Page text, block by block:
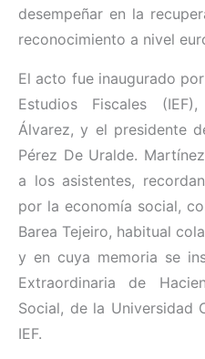
desempeñar en la
reconocimiento a nivel
El acto fue inaugurado
Estudios Fiscales
Álvarez, y el presidente
Pérez De Uralde.
a los asistentes,
por la economía social,
Barea Tejeiro, habitual
y en cuya memoria se
Extraordinaria de
Social, de la Universidad
IEF.